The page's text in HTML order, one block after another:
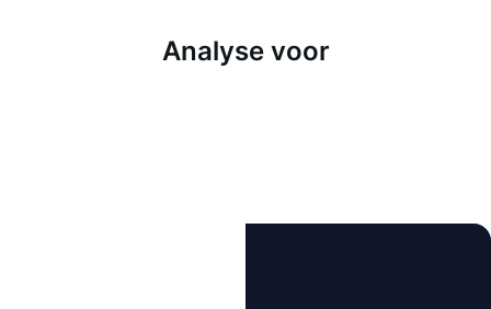
Analyse voor